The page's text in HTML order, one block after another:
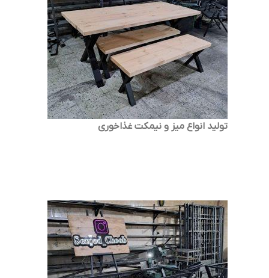
تولید انواع میز و نیمکت غذاخوری